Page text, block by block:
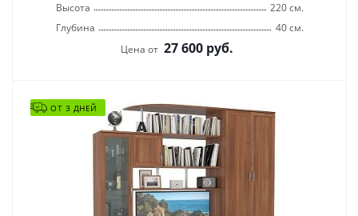
Высота
220 см.
Глубина
40 см.
Цена от 27 600 руб.
ОТ 3 ДНЕЙ